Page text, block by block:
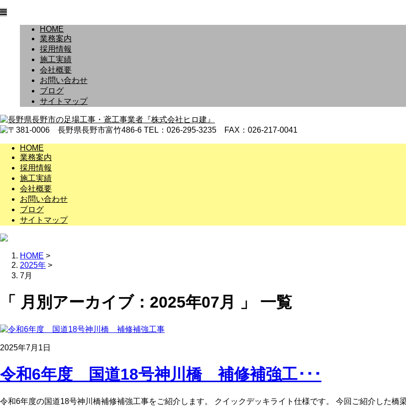
HOME
業務案内
採用情報
施工実績
会社概要
お問い合わせ
ブログ
サイトマップ
HOME
業務案内
採用情報
施工実績
会社概要
お問い合わせ
ブログ
サイトマップ
HOME >
2025年 >
7月
「 月別アーカイブ：2025年07月 」 一覧
2025年7月1日
令和6年度 国道18号神川橋 補修補強工･･･
令和6年度の国道18号神川橋補修補強工事をご紹介します。 クイックデッキライト仕様です。 今回ご紹介した